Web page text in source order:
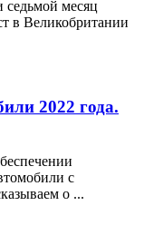
месяц
в Великобритании
2022 года.
с
о ...